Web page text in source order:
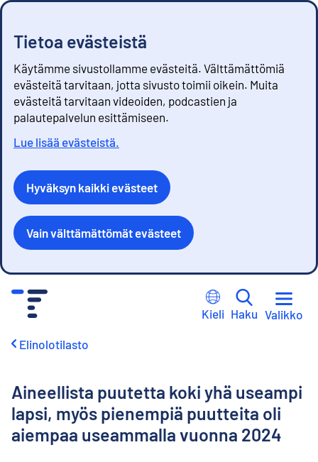
Tietoa evästeistä
Käytämme sivustollamme evästeitä. Välttämättömiä
evästeitä tarvitaan, jotta sivusto toimii oikein. Muita
evästeitä tarvitaan videoiden, podcastien ja
palautepalvelun esittämiseen.
Lue lisää evästeistä.
Hyväksyn kaikki evästeet
Vain välttämättömät evästeet
Kieli Haku Valikko
Elinolotilasto
Aineellista puutetta koki yhä useampi
lapsi, myös pienempiä puutteita oli
aiempaa useammalla vuonna 2024